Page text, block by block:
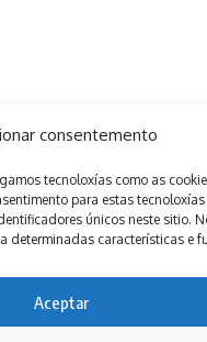
consentemento
tecnoloxías como as
para estas
únicos neste sitio.
determinadas características e
Aceptar